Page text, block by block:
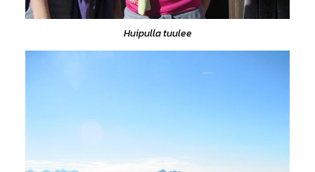
Huipulla tuulee